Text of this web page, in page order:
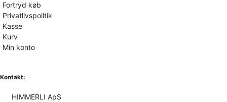
Fortryd køb
Privatlivspolitik
Kasse
Kurv
Min konto
Kontakt:
HIMMERLI ApS